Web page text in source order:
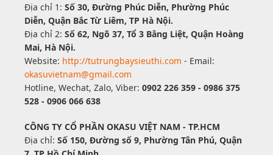
Địa chỉ 1: Số 30, Đường Phúc Diễn, Phường Phúc
Diễn, Quận Bắc Từ Liêm, TP Hà Nội.
Địa chỉ 2: Số 62, Ngõ 37, Tổ 3 Bằng Liệt, Quận Hoàng
Mai, Hà Nội.
Website: http://tutrungbaysieuthi.com - Email:
okasuvietnam@gmail.com
Hotline, Wechat, Zalo, Viber: 0902 226 359 - 0986 375
528 - 0906 066 638
CÔNG TY CỔ PHẦN OKASU VIỆT NAM - TP.HCM
Địa chỉ: Số 150, Đường số 9, Phường Tân Phú, Quận